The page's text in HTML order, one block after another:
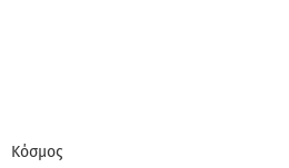
Κόσμος